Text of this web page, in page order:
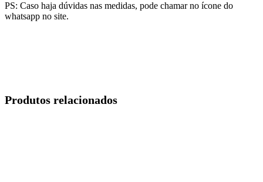
PS: Caso haja dúvidas nas medidas, pode chamar no ícone do
whatsapp no site.
Produtos relacionados